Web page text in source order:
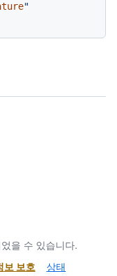
"
을 수 있습니다.
보 보호
상태